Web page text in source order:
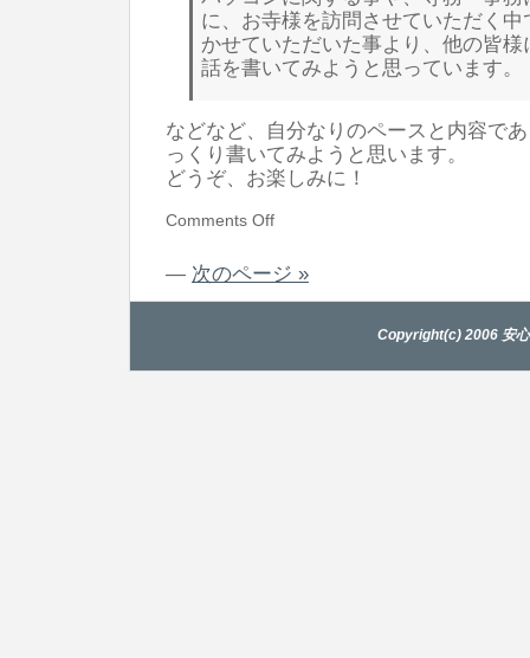
に、お寺様を訪問させていただく
かせていただいた事より、他の皆
話を書いてみようと思っています。
などなど、自分なりのペースと内容で
っくり書いてみようと思います。
どうぞ、お楽しみに！
Comments Off
— 次のページ »
Copyright(c) 2006 安